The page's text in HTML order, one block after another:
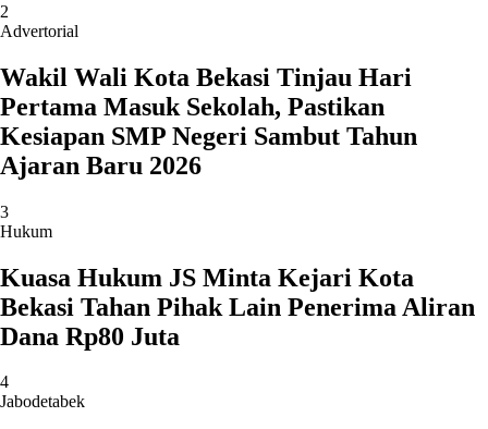
2
Advertorial
Wakil Wali Kota Bekasi Tinjau Hari
Pertama Masuk Sekolah, Pastikan
Kesiapan SMP Negeri Sambut Tahun
Ajaran Baru 2026
3
Hukum
Kuasa Hukum JS Minta Kejari Kota
Bekasi Tahan Pihak Lain Penerima Aliran
Dana Rp80 Juta
4
Jabodetabek